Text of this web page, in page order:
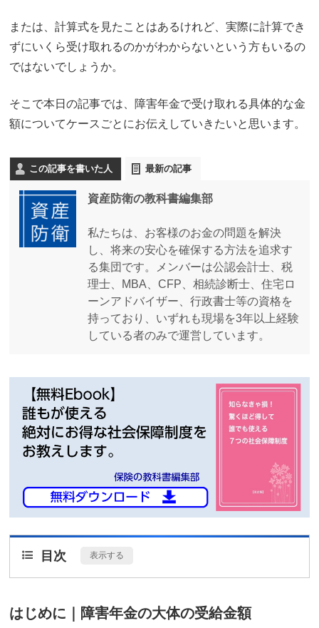
または、計算式を見たことはあるけれど、実際に計算でき
ずにいくら受け取れるのかがわからないという方もいるの
ではないでしょうか。
そこで本日の記事では、障害年金で受け取れる具体的な金
額についてケースごとにお伝えしていきたいと思います。
この記事を書いた人 最新の記事
資産防衛の教科書編集部
私たちは、お客様のお金の問題を解決
し、将来の安心を確保する方法を追求す
る集団です。メンバーは公認会計士、税
理士、MBA、CFP、相続診断士、住宅ロ
ーンアドバイザー、行政書士等の資格を
持っており、いずれも現場を3年以上経験
している者のみで運営しています。
目次 表示する
はじめに｜障害年金の大体の受給金額